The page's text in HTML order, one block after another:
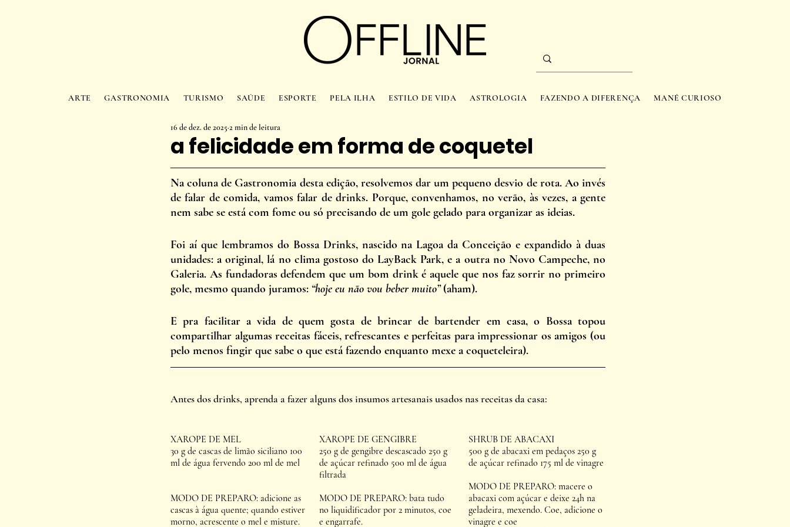
a felicidade em forma de coquetel
16 de dez. de 2025 2 min de leitura
Na coluna de Gastronomia desta edição, resolvemos dar um pequeno desvio de rota. Ao invés
de falar de comida, vamos falar de drinks. Porque, convenhamos, no verão, às vezes, a gente
nem sabe se está com fome ou só precisando de um gole gelado para organizar as ideias.
Foi aí que lembramos do Bossa Drinks, nascido na Lagoa da Conceição e expandido à duas
unidades: a original, lá no clima gostoso do LayBack Park, e a outra no Novo Campeche, no
Galeria. As fundadoras defendem que um bom drink é aquele que nos faz sorrir no primeiro
gole, mesmo quando juramos: “hoje eu não vou beber muito” (aham).
E pra facilitar a vida de quem gosta de brincar de bartender em casa, o Bossa topou
compartilhar algumas receitas fáceis, refrescantes e perfeitas para impressionar os amigos (ou
pelo menos fingir que sabe o que está fazendo enquanto mexe a coqueteleira).
Antes dos drinks, aprenda a fazer alguns dos insumos artesanais usados nas receitas da casa:
XAROPE DE MEL
30 g de cascas de limão siciliano 100
ml de água fervendo 200 ml de mel
MODO DE PREPARO: adicione as
cascas à água quente; quando estiver
morno, acrescente o mel e misture.
XAROPE DE GENGIBRE
250 g de gengibre descascado 250 g
de açúcar refinado 500 ml de água
filtrada
MODO DE PREPARO: bata tudo
no liquidificador por 2 minutos, coe
e engarrafe.
SHRUB DE ABACAXI
500 g de abacaxi em pedaços 250 g
de açúcar refinado 175 ml de vinagre
MODO DE PREPARO: macere o
abacaxi com açúcar e deixe 24h na
geladeira, mexendo. Coe, adicione o
vinagre e coe
ARTE GASTRONOMIA TURISMO SAÚDE ESPORTE PELA ILHA ESTILO DE VIDA ASTROLOGIA FAZENDO A DIFERENÇA MANÉ CURIOSO